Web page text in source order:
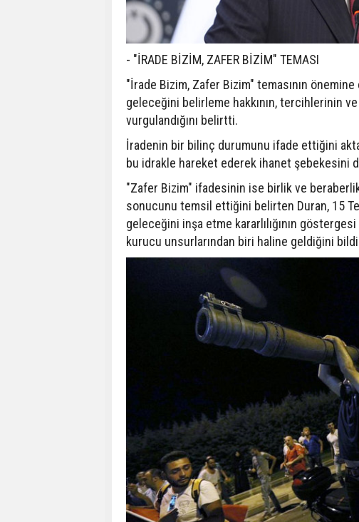
- "İRADE BİZİM, ZAFER BİZİM" TEMASI
"İrade Bizim, Zafer Bizim" temasının
geleceğini belirleme hakkının, tercihlerinin ve
vurgulandığını belirtti.
İradenin bir bilinç durumunu ifade ettiğini
bu idrakle hareket ederek ihanet şebekesini
"Zafer Bizim" ifadesinin ise birlik ve
sonucunu temsil ettiğini belirten Duran, 15
geleceğini inşa etme kararlılığının
kurucu unsurlarından biri haline geldiğini